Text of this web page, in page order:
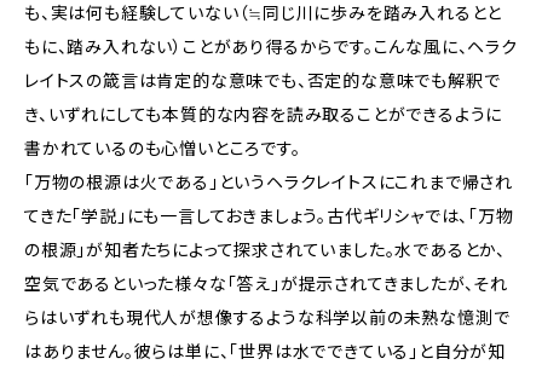
も、実は何も経験していない（≒同じ川に歩みを踏み入れるとと
もに、踏み入れない）ことがあり得るからです。こんな風に、ヘラク
レイトスの箴言は肯定的な意味でも、否定的な意味でも解釈で
き、いずれにしても本質的な内容を読み取ることができるように
書かれているのも心憎いところです。
「万物の根源は火である」というヘラクレイトスにこれまで帰され
てきた「学説」にも一言しておきましょう。古代ギリシャでは、「万物
の根源」が知者たちによって探求されていました。水であるとか、
空気であるといった様々な「答え」が提示されてきましたが、それ
らはいずれも現代人が想像するような科学以前の未熟な憶測で
はありません。彼らは単に、「世界は水でできている」と自分が知